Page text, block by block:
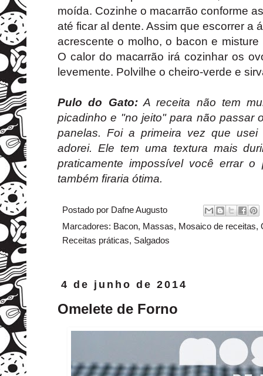
moída. Cozinhe o macarrão conforme
até ficar al dente. Assim que escorrer a
acrescente o molho, o bacon e
O calor do macarrão irá cozinhar os
levemente. Polvilhe o cheiro-verde e
Pulo do Gato:A receita não tem
picadinho e "no jeito" para não passar
panelas. Foi a primeira vez que
adorei. Ele tem uma textura mais
praticamente impossível você errar o
também firaria ótima.
Postado por Dafne Augusto
Marcadores: Bacon, Massas, Mosaico de receitas,
Receitas práticas, Salgados
4 de junho de 2014
Omelete de Forno